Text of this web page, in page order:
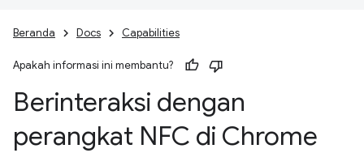
Beranda Docs Capabilities
Apakah informasi ini membantu?
Berinteraksi dengan
perangkat NFC di Chrome